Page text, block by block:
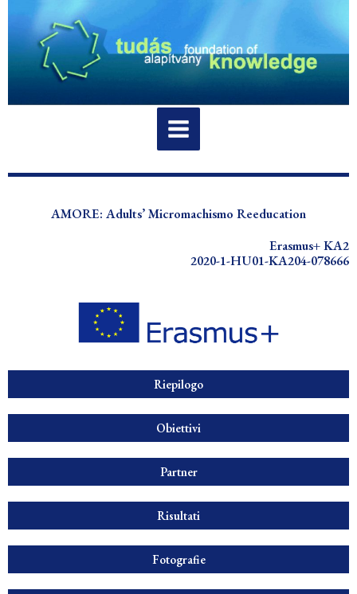
contenuto
AMORE: Adults’ Micromachismo Reeducation
Erasmus+ KA2
2020-1-HU01-KA204-078666
Riepilogo
Obiettivi
Partner
Risultati
Fotografie